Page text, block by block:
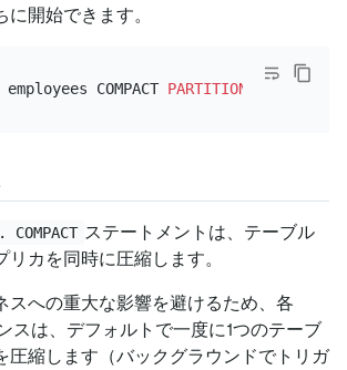
開始できます。
COMPACT PARTITION
ステートメントは、テーブル
カを同時に圧縮します。
スへの重大な影響を避けるため、各
スは、デフォルトで一度に1つのテーブ
圧縮します（バックグラウンドでトリガ